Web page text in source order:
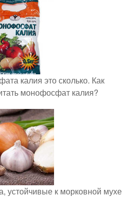
калия это сколько. Как
монофосфат калия?
устойчивые к морковной мухе